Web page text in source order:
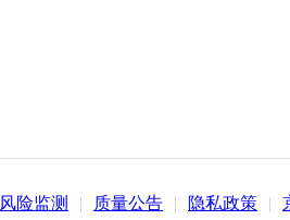
风险监测 | 质量公告 | 隐私政策 |